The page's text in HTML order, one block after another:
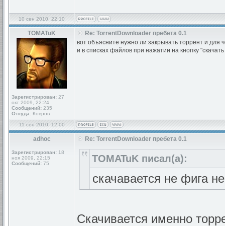
10 сен 2010, 22:10
TOMATuK
Зарегистрирован: 27
окт 2009, 22:24
Сообщений: 235
Откуда: Ковров
Re: TorrentDownloader пребета 0.1
вот объясните нужно ли закрывать торрент и для
и в списках файлов при нажатии на кнопку
11 сен 2010, 12:00
adhoc
Зарегистрирован: 18
ноя 2009, 22:15
Сообщений: 75
Re: TorrentDownloader пребета 0.1
TOMATuK писал(а):
скачавается не фига
Скачивается именно